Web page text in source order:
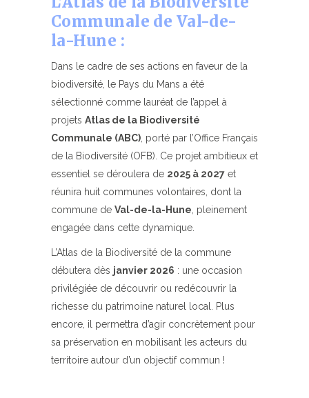
Communale de Val-de-
la-Hune :
Dans le cadre de ses actions en faveur de la
biodiversité, le Pays du Mans a été
sélectionné comme lauréat de l’appel à
projets Atlas de la Biodiversité
Communale (ABC) , porté par l’Office Français
de la Biodiversité (OFB). Ce projet ambitieux et
essentiel se déroulera de 2025 à 2027 et
réunira huit communes volontaires, dont la
commune de Val-de-la-Hune , pleinement
engagée dans cette dynamique.
L’Atlas de la Biodiversité de la commune
débutera dès janvier 2026 : une occasion
privilégiée de découvrir ou redécouvrir la
richesse du patrimoine naturel local. Plus
encore, il permettra d’agir concrètement pour
sa préservation en mobilisant les acteurs du
territoire autour d’un objectif commun !